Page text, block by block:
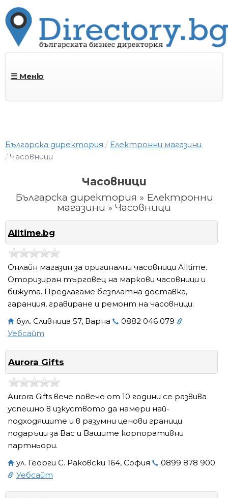
☰ Меню
Българска директория
Електронни магазини
Часовници
Часовници
Българска директория » Електронни
магазини » Часовници
Alltime.bg
Онлайн магазин за оригинални часовници Alltime.
Оторизиран търговец на маркови часовници и
бижута. Предлагаме безплатна доставка,
гаранция, гравиране и ремонт на часовници.
бул. Сливница 57, Варна
0882 046 079
Уебсайт
Aurora Gifts
Aurora Gifts вече повече от 10 години се развива
успешно в изкуството да намери най-
подходящите и в разумни ценови граници
подаръци за Вас и Вашите корпоративни
партньори.
ул. Георги С. Раковски 164, София
0899 878 900
Уебсайт